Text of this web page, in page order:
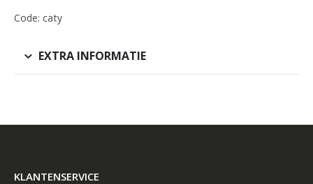
Code: caty
EXTRA INFORMATIE
KLANTENSERVICE